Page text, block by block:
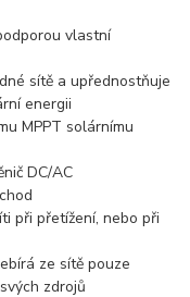
vlastní
sítě a upřednostňuje
energii
MPPT solárnímu
DC/AC
při přetížení, nebo při
ze sítě pouze
zdrojů